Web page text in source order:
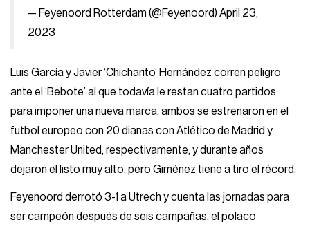
— Feyenoord Rotterdam (@Feyenoord)April 23,
2023
Luis García y Javier ‘Chicharito’ Hernández corren peligro
ante el ‘Bebote’ al que todavía le restan cuatro partidos
para imponer una nueva marca, ambos se estrenaron en el
futbol europeo con 20 dianas con Atlético de Madrid y
Manchester United, respectivamente, y durante años
dejaron el listo muy alto, pero Giménez tiene a tiro el récord.
Feyenoord derrotó 3-1 a Utrech y cuenta las jornadas para
ser campeón después de seis campañas, el polaco